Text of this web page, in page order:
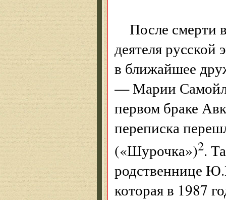
После смерти
деятеля
в ближайшее
— Марии
первом браке
переписка
(«Шурочка»)2.
родственнице
которая в 1987